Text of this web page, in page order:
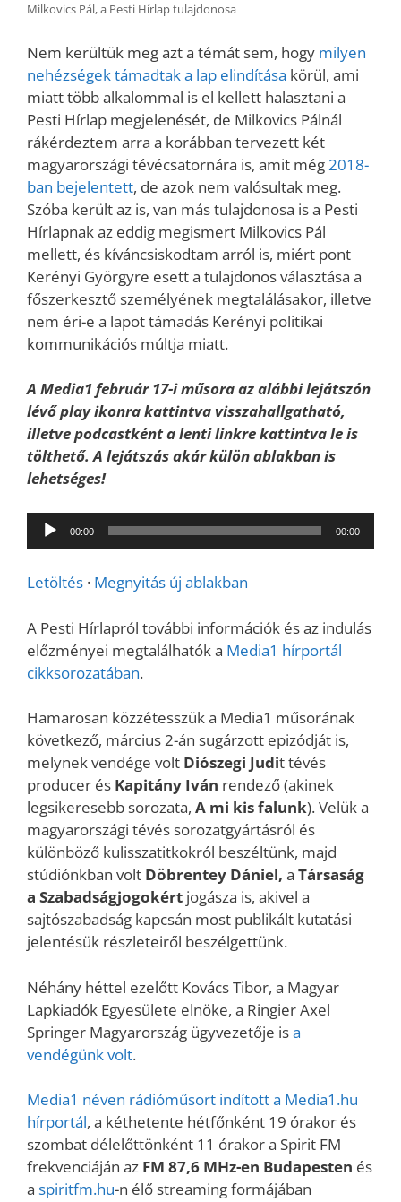
Milkovics Pál, a Pesti Hírlap tulajdonosa
Nem kerültük meg azt a témát sem, hogy milyen
nehézségek támadtak a lap elindítása körül, ami
miatt több alkalommal is el kellett halasztani a
Pesti Hírlap megjelenését, de Milkovics Pálnál
rákérdeztem arra a korábban tervezett két
magyarországi tévécsatornára is, amit még 2018-
ban bejelentett, de azok nem valósultak meg.
Szóba került az is, van más tulajdonosa is a Pesti
Hírlapnak az eddig megismert Milkovics Pál
mellett, és kíváncsiskodtam arról is, miért pont
Kerényi Györgyre esett a tulajdonos választása a
főszerkesztő személyének megtalálásakor, illetve
nem éri-e a lapot támadás Kerényi politikai
kommunikációs múltja miatt.
A Media1 február 17-i műsora az alábbi lejátszón
lévő play ikonra kattintva visszahallgatható,
illetve podcastként a lenti linkre kattintva le is
tölthető. A lejátszás akár külön ablakban is
lehetséges!
Audió
lejátszó
00:00 00:00
Letöltés · Megnyitás új ablakban
A Pesti Hírlapról további információk és az indulás
előzményei megtalálhatók a Media1 hírportál
cikksorozatában.
Hamarosan közzétesszük a Media1 műsorának
következő, március 2-án sugárzott epizódját is,
melynek vendége volt Diószegi Judit tévés
producer és Kapitány Iván rendező (akinek
legsikeresebb sorozata, A mi kis falunk). Velük a
magyarországi tévés sorozatgyártásról és
különböző kulisszatitkokról beszéltünk, majd
stúdiónkban volt Döbrentey Dániel, a Társaság
a Szabadságjogokért jogásza is, akivel a
sajtószabadság kapcsán most publikált kutatási
jelentésük részleteiről beszélgettünk.
Néhány héttel ezelőtt Kovács Tibor, a Magyar
Lapkiadók Egyesülete elnöke, a Ringier Axel
Springer Magyarország ügyvezetője isa
vendégünk volt.
Media1 néven rádióműsort indított a Media1.hu
hírportál, a kéthetente hétfőnként 19 órakor és
szombat délelőttönként 11 órakor a Spirit FM
frekvenciáján az FM 87,6 MHz-en Budapesten és
a spiritfm.hu-n élő streaming formájában